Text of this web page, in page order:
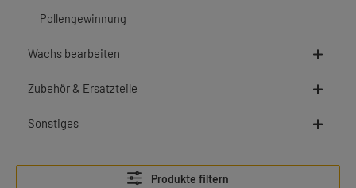
Pollengewinnung
Wachs bearbeiten
Zubehör & Ersatzteile
Sonstiges
Produkte filtern